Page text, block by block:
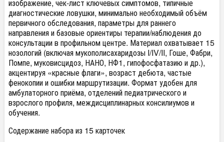
изображение, чек-лист ключевых симптомов, типичные
диагностические ловушки, минимально необходимый объём
первичного обследования, параметры для раннего
направления и базовые ориентиры терапии/наблюдения до
консультации в профильном центре. Материал охватывает 15
нозологий (включая мукополисахаридозы I/IV/II, Гоше, Фабри,
Помпе, муковисцидоз, НАНО, НФ1, гипофосфатазию и др.),
акцентируя «красные флаги», возраст дебюта, частые
фенокопии и ошибки маршрутизации. Формат удобен для
амбулаторного приёма, отделений педиатрического и
взрослого профиля, междисциплинарных консилиумов и
обучения.
Содержание набора из 15 карточек